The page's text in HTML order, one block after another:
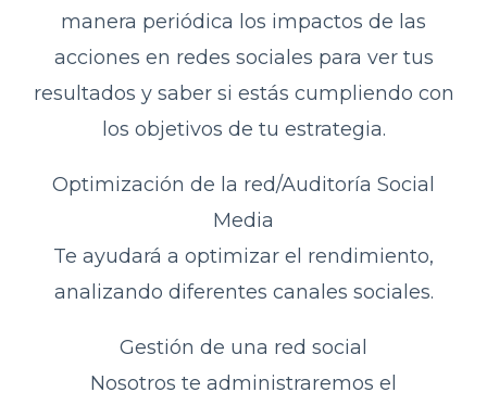
manera periódica los impactos de las
acciones en redes sociales para ver tus
resultados y saber si estás cumpliendo con
los objetivos de tu estrategia.
Optimización de la red/Auditoría Social
Media
Te ayudará a optimizar el rendimiento,
analizando diferentes canales sociales.
Gestión de una red social
Nosotros te administraremos el